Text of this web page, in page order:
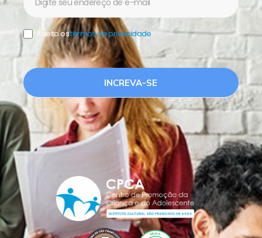
Aceito ostermos de privacidade.
INCREVA-SE